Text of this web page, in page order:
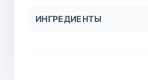
ИНГРЕДИЕНТЫ